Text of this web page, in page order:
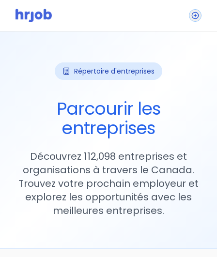
Répertoire d'entreprises
Parcourir les
entreprises
Découvrez 112,098 entreprises et
organisations à travers le Canada.
Trouvez votre prochain employeur et
explorez les opportunités avec les
meilleures entreprises.